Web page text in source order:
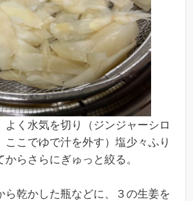
よく水気を切り（ジンジャーシロ
ここでゆで汁を外す）塩少々ふり
らさらにぎゅっと絞る。
ら乾かした瓶などに、３の生姜を